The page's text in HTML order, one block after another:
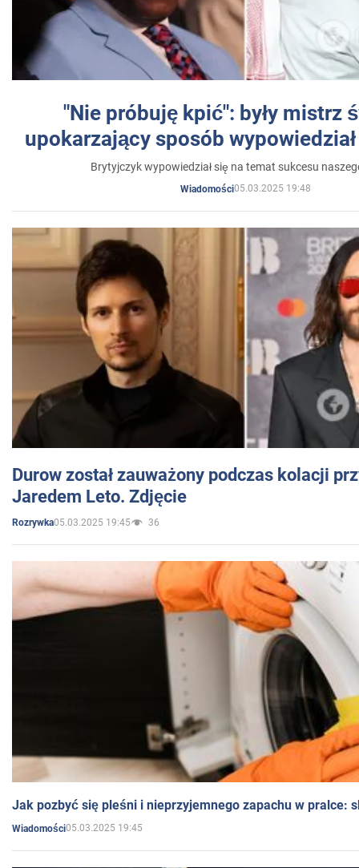
"Nie próbuję kpić": były mistrz
upokarzający sposób
Brytyjczyk wypowiedział się na temat sukcesu
Wiadomości05.03.2025 19:48
Durow został zauważony podczas kolacji
Jaredem Leto. Zdjęcie
Rozrywka05.03.2025 19:45 36
Jak pozbyć się pleśni i nieprzyjemnego zapachu w pralce:
Wiadomości05.03.2025 19:45